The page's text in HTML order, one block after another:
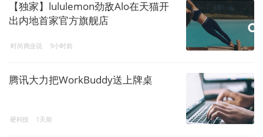
【独家】lululemon劲敌Alo在天猫开
出内地首家官方旗舰店
时尚商业说 9小时前
腾讯大力把WorkBuddy送上牌桌
硬科技 1天前